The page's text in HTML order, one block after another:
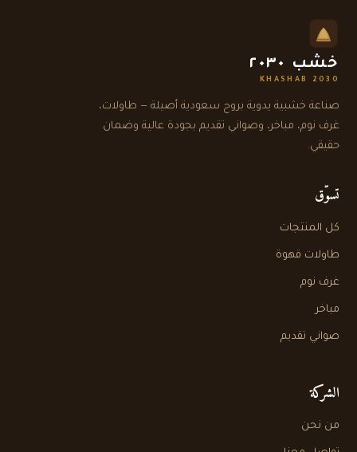
خشب ٢٠٣٠
KHASHAB 2030
صناعة خشبية يدوية بروح سعودية أصيلة — طاولات،
غرف نوم، مباخر، وصواني تقديم بجودة عالية وضمان
حقيقي.
تسوّق
كل المنتجات
طاولات قهوة
غرف نوم
مباخر
صواني تقديم
الشركة
من نحن